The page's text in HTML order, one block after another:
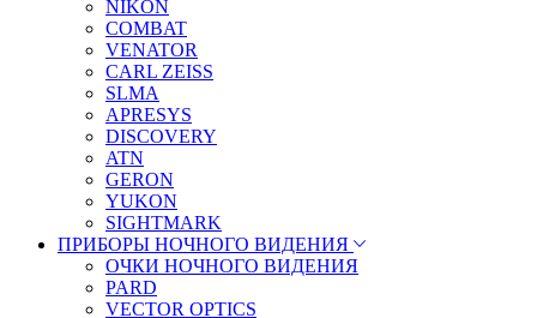
NIKON
COMBAT
VENATOR
CARL ZEISS
SLMA
APRESYS
DISCOVERY
ATN
GERON
YUKON
SIGHTMARK
ПРИБОРЫ НОЧНОГО ВИДЕНИЯ
ОЧКИ НОЧНОГО ВИДЕНИЯ
PARD
VECTOR OPTICS